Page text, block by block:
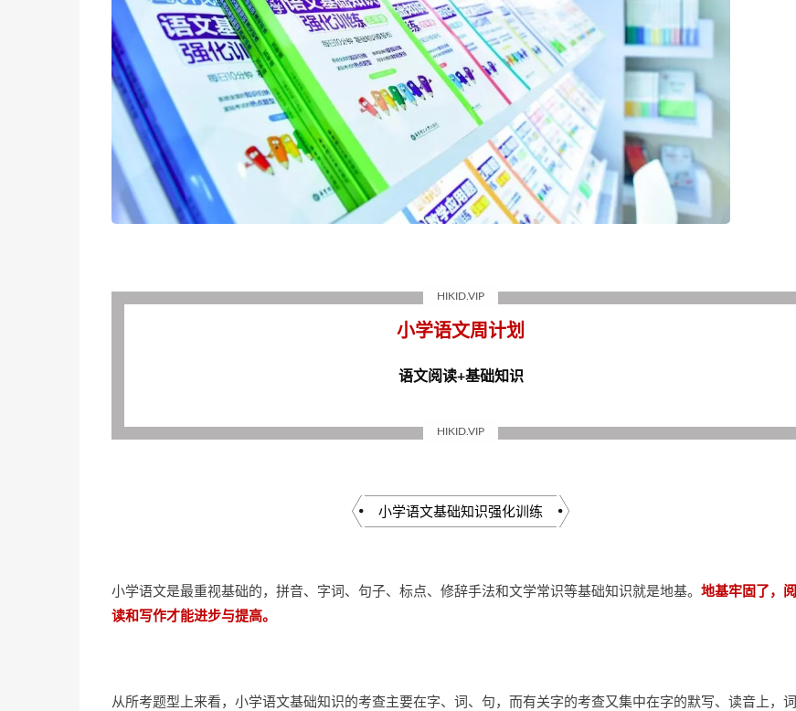
HIKID.VIP
小学语文周计划
语文阅读+基础知识
HIKID.VIP
小学语文基础知识强化训练
小学语文是最重视基础的，拼音、字词、句子、标点、修辞手法和文学常识等基础知识就是地基。 地基牢固了，阅
读和写作才能进步与提高。
从所考题型上来看，小学语文基础知识的考查主要在字、词、句，而有关字的考查又集中在字的默写、读音上，词